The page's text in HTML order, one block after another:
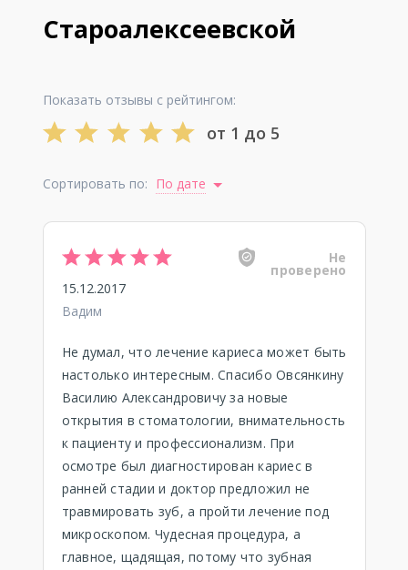
Староалексеевской
Показать отзывы с рейтингом:
от 1 до 5
Сортировать по: По дате
Не
проверено
15.12.2017
Вадим
Не думал, что лечение кариеса может быть
настолько интересным. Спасибо Овсянкину
Василию Александровичу за новые
открытия в стоматологии, внимательность
к пациенту и профессионализм. При
осмотре был диагностирован кариес в
ранней стадии и доктор предложил не
травмировать зуб, а пройти лечение под
микроскопом. Чудесная процедура, а
главное, щадящая, потому что зубная